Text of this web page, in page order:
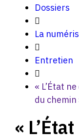
Dossiers
La
Entretien
« L’État
du chemin
«